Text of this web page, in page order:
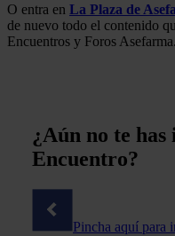
O entra en La Plaza de
de nuevo todo el contenido
Encuentros y Foros Asefarma.
¿Aún no te
Encuentro?
Pincha aquí para